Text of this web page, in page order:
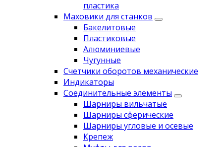
пластика
Маховики для станков
Бакелитовые
Пластиковые
Алюминиевые
Чугунные
Счетчики оборотов механические
Индикаторы
Соединительные элементы
Шарниры вильчатые
Шарниры сферические
Шарниры угловые и осевые
Крепеж